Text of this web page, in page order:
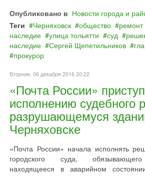
Опубликовано в Новости города и
Теги
Черняховск общество ремонт
наследие
улица тольятти суд
наследие
Сергей Щепетильников
прокурор
Вторник, 06 декабря 2016 20:22
«Почта России»
исполнению судебного
разрушающемуся
Черняховске
«Почта России» начала исполнять
городского суда, обязывающего
находящееся в аварийном